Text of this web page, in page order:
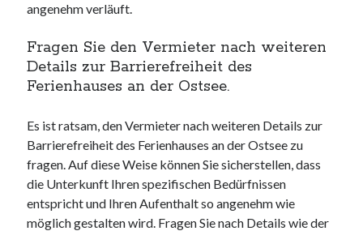
angenehm verläuft.
Fragen Sie den Vermieter nach weiteren
Details zur Barrierefreiheit des
Ferienhauses an der Ostsee.
Es ist ratsam, den Vermieter nach weiteren Details zur
Barrierefreiheit des Ferienhauses an der Ostsee zu
fragen. Auf diese Weise können Sie sicherstellen, dass
die Unterkunft Ihren spezifischen Bedürfnissen
entspricht und Ihren Aufenthalt so angenehm wie
möglich gestalten wird. Fragen Sie nach Details wie der